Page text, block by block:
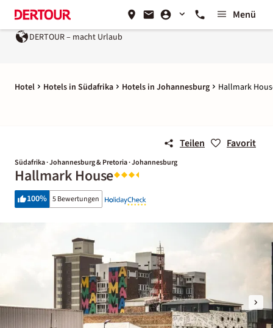
Menü
DERTOUR – macht Urlaub
Hotel Hotels in Südafrika Hotels in Johannesburg Hallmark
Teilen Favorit
Südafrika · Johannesburg & Pretoria · Johannesburg
Hallmark House
100% 5 Bewertungen